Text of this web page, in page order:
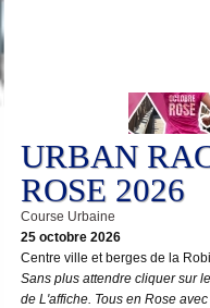
URBAN
ROSE 2026
Course Urbaine
25 octobre 2026
Centre ville et berges de la
Sans plus attendre cliquer sur
de L'affiche. Tous en Rose